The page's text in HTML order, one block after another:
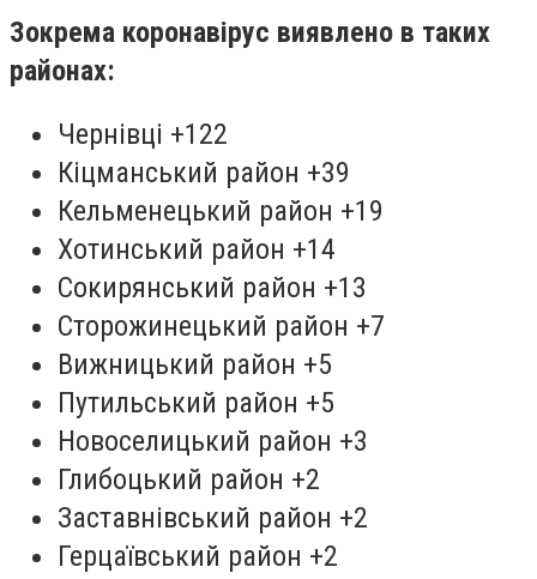
Зокрема коронавірус виявлено в таких
районах:
Чернівці +122
Кіцманський район +39
Кельменецький район +19
Хотинський район +14
Сокирянський район +13
Сторожинецький район +7
Вижницький район +5
Путильський район +5
Новоселицький район +3
Глибоцький район +2
Заставнівський район +2
Герцаївський район +2